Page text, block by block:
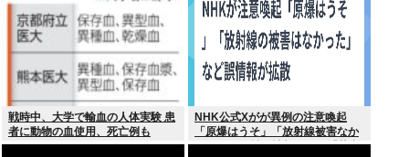
戦時中、大学で輸血の人体実験 患
者に動物の血使用、死亡例も
NHK公式Xがが異例の注意喚起
「原爆はうそ」「放射線被害なか
った」SNS拡散情報めぐり「荒唐